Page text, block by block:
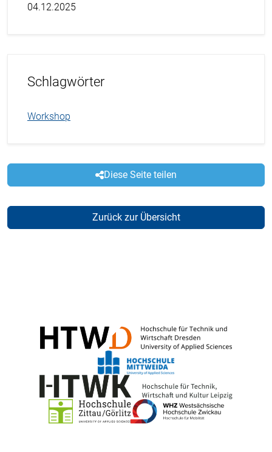
04.12.2025
Schlagwörter
Workshop
Diese Seite teilen
Zurück zur Übersicht